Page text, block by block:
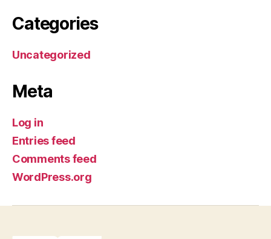
Categories
Uncategorized
Meta
Log in
Entries feed
Comments feed
WordPress.org